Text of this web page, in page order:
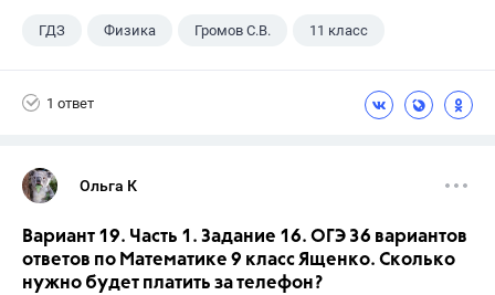
ГДЗ Физика Громов С.В. 11 класс
1 ответ
Ольга К
Вариант 19. Часть 1. Задание 16. ОГЭ 36 вариантов
ответов по Математике 9 класс Ященко. Сколько
нужно будет платить за телефон?